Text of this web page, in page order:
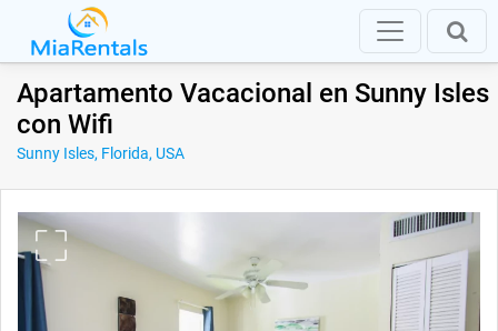
Apartamento Vacacional en Sunny Isles
con Wifi
Sunny Isles, Florida, USA